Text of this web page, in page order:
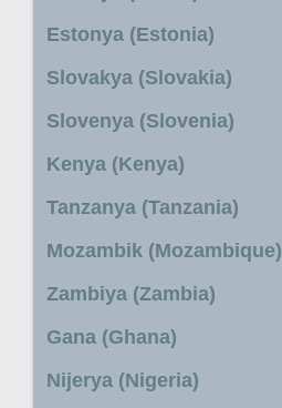
Estonya (Estonia)
Slovakya (Slovakia)
Slovenya (Slovenia)
Kenya (Kenya)
Tanzanya (Tanzania)
Mozambik (Mozambique)
Zambiya (Zambia)
Gana (Ghana)
Nijerya (Nigeria)